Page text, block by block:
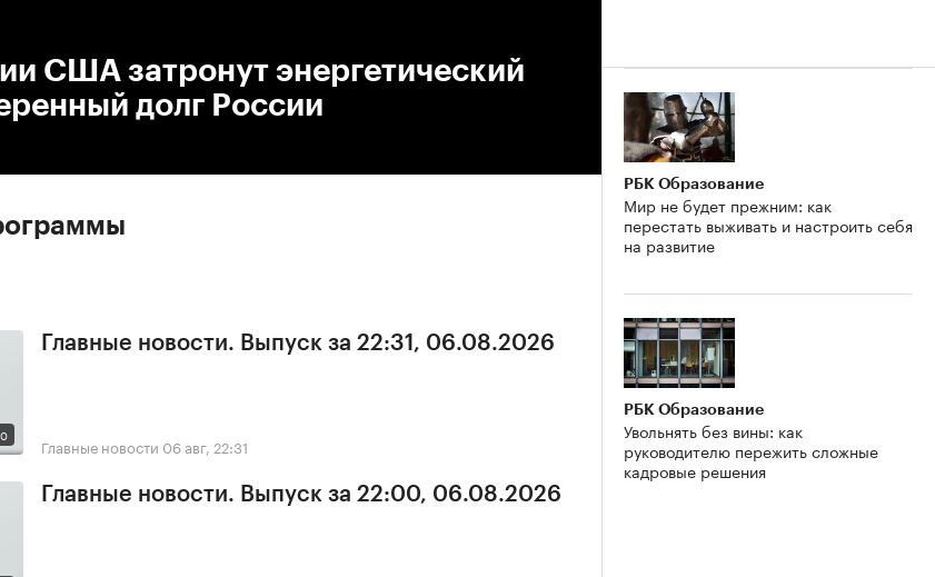
США затронут энергетический
долг России
Главные новости. Выпуск за 22:31, 06.08.2026
Главные новости 06 авг, 22:31
Главные новости. Выпуск за 22:00, 06.08.2026
РБК Образование
Мир не будет прежним: как
перестать выживать и настроить себя
на развитие
РБК Образование
Увольнять без вины: как
руководителю пережить сложные
кадровые решения